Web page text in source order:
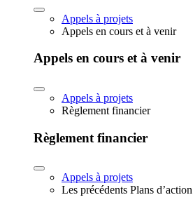
Appels à projets
Appels en cours et à venir
Appels en cours et à venir
Appels à projets
Règlement financier
Règlement financier
Appels à projets
Les précédents Plans d’action